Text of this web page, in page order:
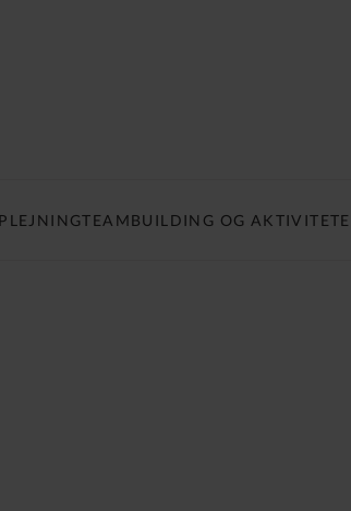
TEAMBUILDING OG